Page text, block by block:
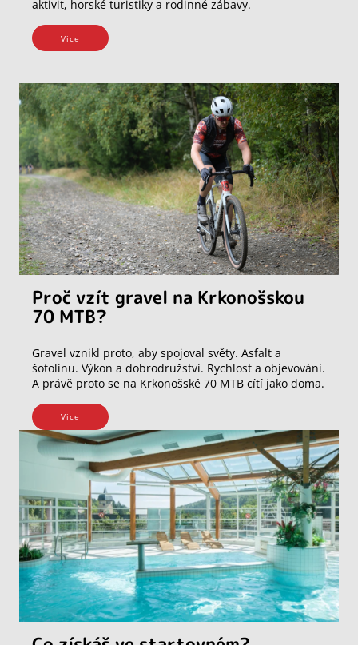
aktivit, horské turistiky a rodinné zábavy.
Vice
Proč vzít gravel na Krkonošskou
70 MTB?
Gravel vznikl proto, aby spojoval světy. Asfalt a
šotolinu. Výkon a dobrodružství. Rychlost a objevování.
A právě proto se na Krkonošské 70 MTB cítí jako doma.
Vice